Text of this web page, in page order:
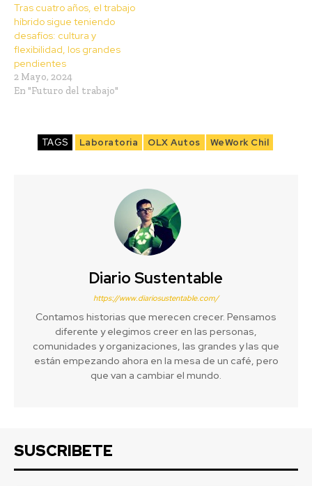
Tras cuatro años, el trabajo
híbrido sigue teniendo
desafíos: cultura y
flexibilidad, los grandes
pendientes
2 Mayo, 2024
En "Futuro del trabajo"
TAGS Laboratoria OLX Autos WeWork Chil
Diario Sustentable
https://www.diariosustentable.com/
Contamos historias que merecen crecer. Pensamos
diferente y elegimos creer en las personas,
comunidades y organizaciones, las grandes y las que
están empezando ahora en la mesa de un café, pero
que van a cambiar el mundo.
SUSCRIBETE